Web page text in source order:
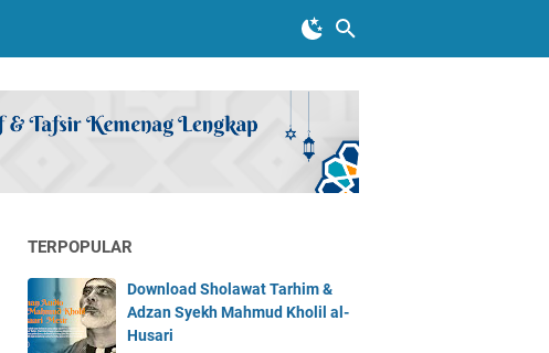
TERPOPULAR
Download Sholawat Tarhim &
Adzan Syekh Mahmud Kholil al-
Husari